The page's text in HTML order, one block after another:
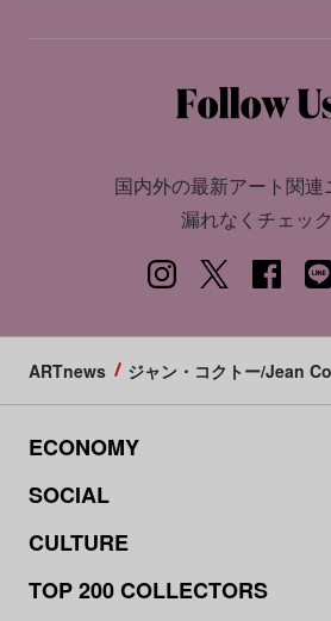
国内外の最新アート関連
漏れなくチェック
ARTnews ジャン・コクトー/Jean
ECONOMY
SOCIAL
CULTURE
TOP 200 COLLECTORS